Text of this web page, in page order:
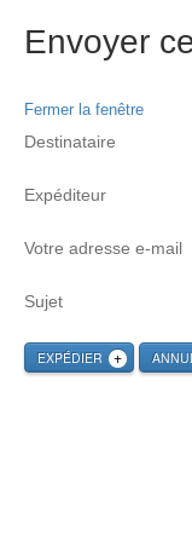
Envoyer
Fermer la fenêtre
Destinataire
Expéditeur
Votre adresse e-mail
Sujet
EXPÉDIER